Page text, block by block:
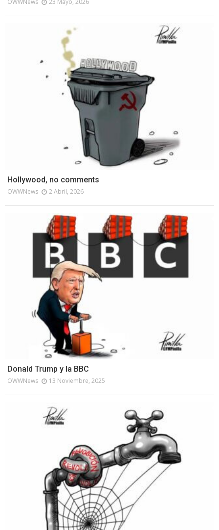
OWWNews 23 Mayo, 2026
Hollywood, no comments
OWWNews 2 Abril, 2026
Donald Trump y la BBC
OWWNews 13 Noviembre, 2025